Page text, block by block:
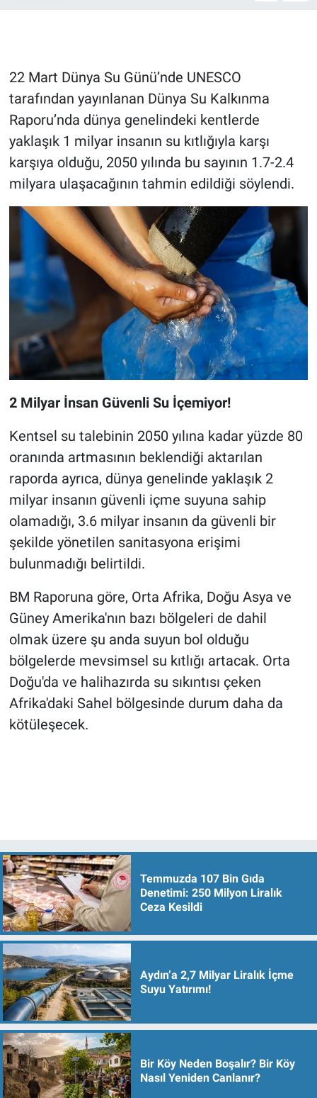
22 Mart Dünya Su Günü’nde UNESCO
tarafından yayınlanan Dünya Su Kalkınma
Raporu’nda dünya genelindeki kentlerde
yaklaşık 1 milyar insanın su kıtlığıyla karşı
karşıya olduğu, 2050 yılında bu sayının 1.7-2.4
milyara ulaşacağının tahmin edildiği söylendi.
2 Milyar İnsan Güvenli Su İçemiyor!
Kentsel su talebinin 2050 yılına kadar yüzde 80
oranında artmasının beklendiği aktarılan
raporda ayrıca, dünya genelinde yaklaşık 2
milyar insanın güvenli içme suyuna sahip
olamadığı, 3.6 milyar insanın da güvenli bir
şekilde yönetilen sanitasyona erişimi
bulunmadığı belirtildi.
BM Raporuna göre, Orta Afrika, Doğu Asya ve
Güney Amerika'nın bazı bölgeleri de dahil
olmak üzere şu anda suyun bol olduğu
bölgelerde mevsimsel su kıtlığı artacak. Orta
Doğu'da ve halihazırda su sıkıntısı çeken
Afrika'daki Sahel bölgesinde durum daha da
kötüleşecek.
Temmuzda 107 Bin Gıda
Denetimi: 250 Milyon Liralık
Ceza Kesildi
Aydın’a 2,7 Milyar Liralık İçme
Suyu Yatırımı!
Bir Köy Neden Boşalır? Bir Köy
Nasıl Yeniden Canlanır?